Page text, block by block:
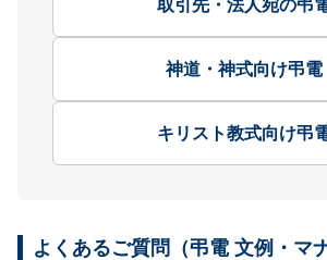
取引先・法人宛の弔
神道・神式向け弔電
キリスト教式向け弔
よくあるご質問（弔電 文例・マ